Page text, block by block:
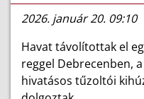
2026. január 20. 09:10
Havat távolítottak el
reggel Debrecenben,
hivatásos tűzoltói